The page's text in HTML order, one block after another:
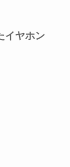
イヤホン